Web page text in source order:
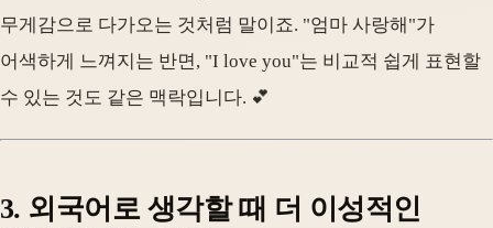
무게감으로 다가오는 것처럼 말이죠. "엄마 사랑해"가
어색하게 느껴지는 반면, "I love you"는 비교적 쉽게 표현할
수 있는 것도 같은 맥락입니다. 💕
3. 외국어로 생각할 때 더 이성적인